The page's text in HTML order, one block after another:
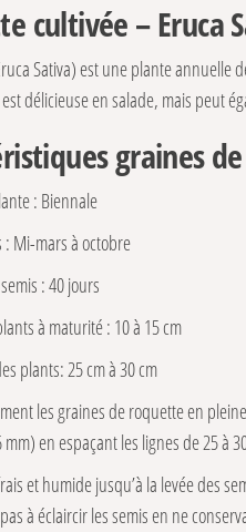
cultivée – Eruca
Sativa) est une plante annuelle
délicieuse en salade, mais peut
graines
: Biennale
: Mi-mars à octobre
: 40 jours
à maturité : 10 à 15 cm
plants: 25 cm à 30 cm
les graines de roquette en
en espaçant les lignes de 25 à
et humide jusqu’à la levée des
à éclaircir les semis en ne